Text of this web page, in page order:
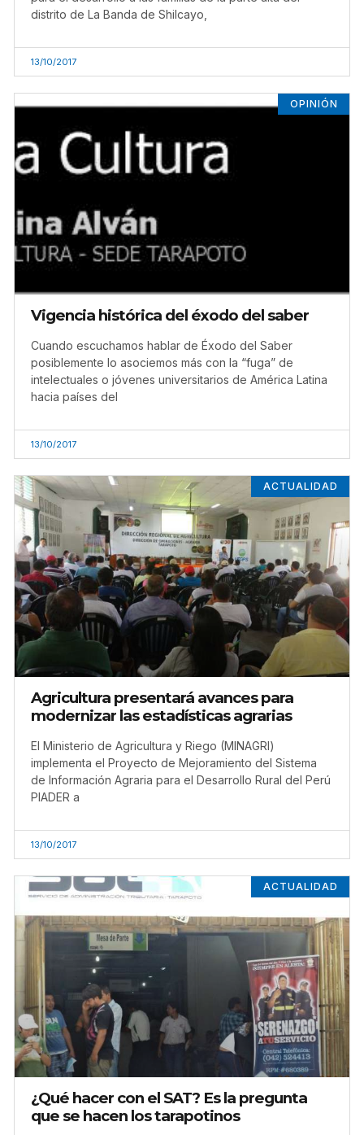
distrito de La Banda de Shilcayo,
13/10/2017
OPINIÓN
Vigencia histórica del éxodo del saber
Cuando escuchamos hablar de Éxodo del Saber
posiblemente lo asociemos más con la “fuga” de
intelectuales o jóvenes universitarios de América Latina
hacia países del
13/10/2017
ACTUALIDAD
Agricultura presentará avances para
modernizar las estadísticas agrarias
El Ministerio de Agricultura y Riego (MINAGRI)
implementa el Proyecto de Mejoramiento del Sistema
de Información Agraria para el Desarrollo Rural del Perú
PIADER a
13/10/2017
ACTUALIDAD
¿Qué hacer con el SAT? Es la pregunta
que se hacen los tarapotinos